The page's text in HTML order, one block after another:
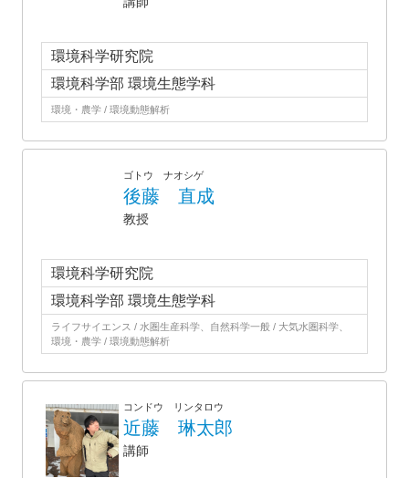
環境科学研究院
環境科学部 環境生態学科
環境・農学 / 環境動態解析
ゴトウ ナオシゲ
後藤 直成
教授
環境科学研究院
環境科学部 環境生態学科
ライフサイエンス / 水圏生産科学、自然科学一般 / 大気水圏科学、
環境・農学 / 環境動態解析
コンドウ リンタロウ
近藤 琳太郎
講師